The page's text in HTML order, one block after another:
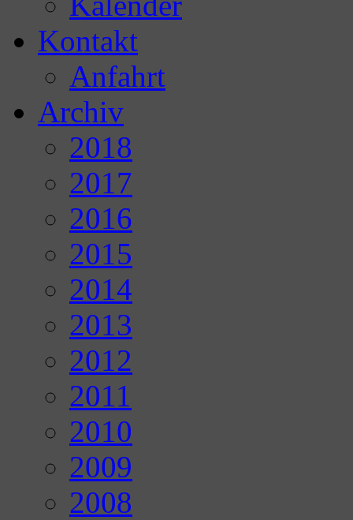
Kontakt
Anfahrt
Archiv
2018
2017
2016
2015
2014
2013
2012
2011
2010
2009
2008